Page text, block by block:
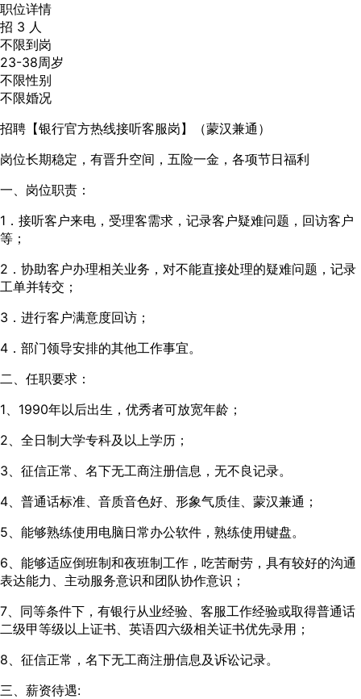
职位详情
招 3 人
不限到岗
23-38周岁
不限性别
不限婚况
招聘【银行官方热线接听客服岗】（蒙汉兼通）
岗位长期稳定，有晋升空间，五险一金，各项节日福利
一、岗位职责：
1．接听客户来电，受理客需求，记录客户疑难问题，回访客户
等；
2．协助客户办理相关业务，对不能直接处理的疑难问题，记录
工单并转交；
3．进行客户满意度回访；
4．部门领导安排的其他工作事宜。
二、任职要求：
1、1990年以后出生，优秀者可放宽年龄；
2、全日制大学专科及以上学历；
3、征信正常、名下无工商注册信息，无不良记录。
4、普通话标准、音质音色好、形象气质佳、蒙汉兼通；
5、能够熟练使用电脑日常办公软件，熟练使用键盘。
6、能够适应倒班制和夜班制工作，吃苦耐劳，具有较好的沟通
表达能力、主动服务意识和团队协作意识；
7、同等条件下，有银行从业经验、客服工作经验或取得普通话
二级甲等级以上证书、英语四六级相关证书优先录用；
8、征信正常，名下无工商注册信息及诉讼记录。
三、薪资待遇: